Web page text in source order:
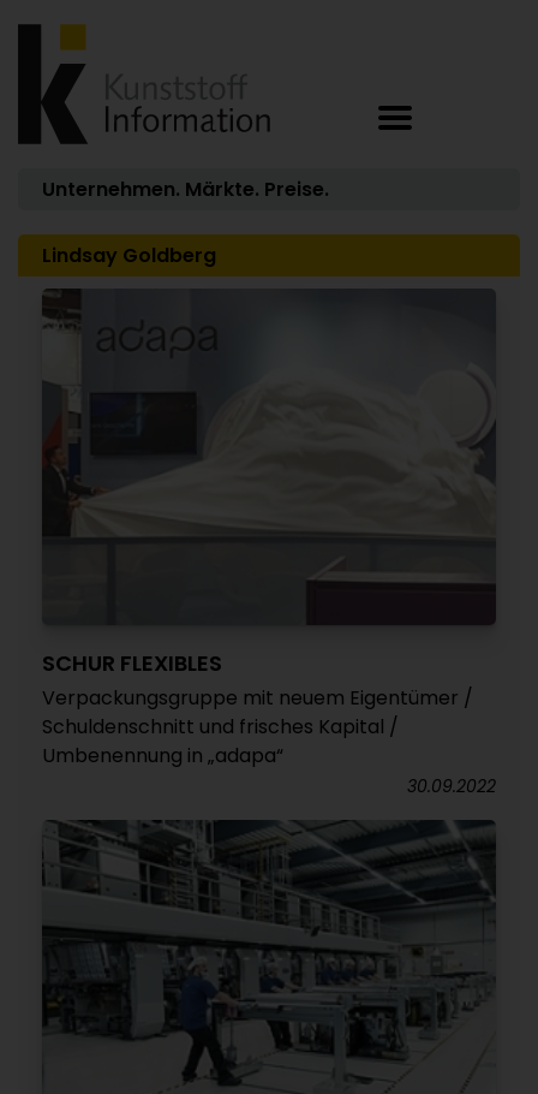
Unternehmen. Märkte. Preise.
Lindsay Goldberg
SCHUR FLEXIBLES
Verpackungsgruppe mit neuem Eigentümer /
Schuldenschnitt und frisches Kapital /
Umbenennung in „adapa“
30.09.2022